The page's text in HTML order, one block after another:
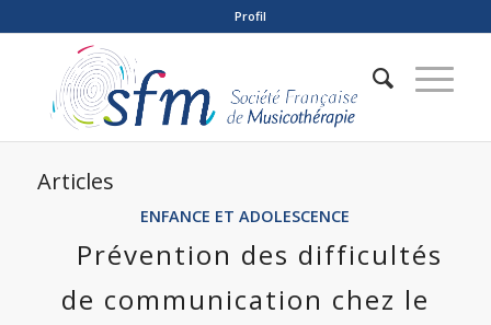
Profil
Articles
ENFANCE ET ADOLESCENCE
Prévention des difficultés
de communication chez le